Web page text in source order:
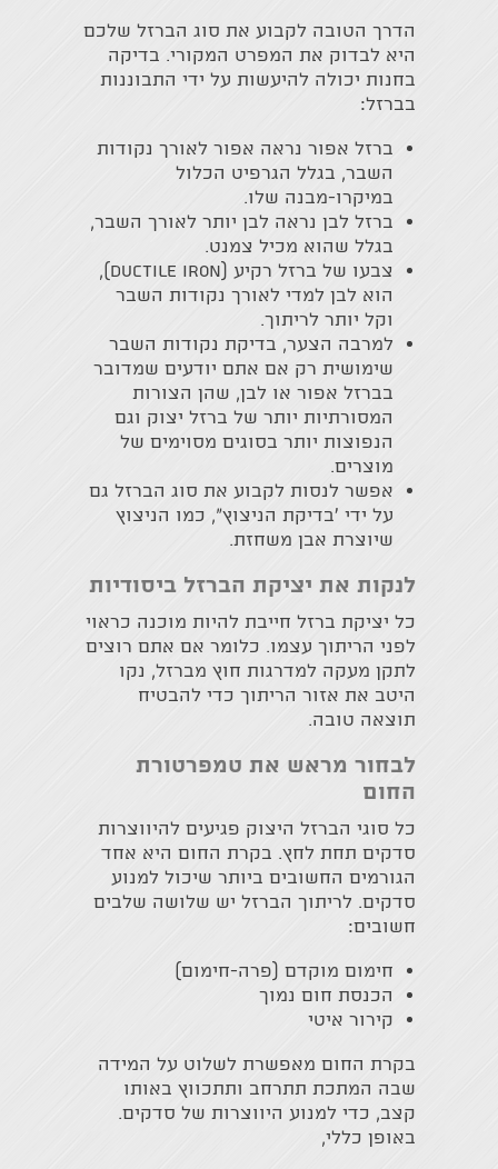
הדרך הטובה לקבוע את סוג הברזל שלכם
היא לבדוק את המפרט המקורי. בדיקה
בחנות יכולה להיעשות על ידי התבוננות
בברזל:
ברזל אפור נראה אפור לאורך נקודות
השבר, בגלל הגרפיט הכלול
במיקרו-מבנה שלו.
ברזל לבן נראה לבן יותר לאורך השבר,
בגלל שהוא מכיל צמנט.
צבעו של ברזל רקיע (Ductile iron),
הוא לבן למדי לאורך נקודות השבר
וקל יותר לריתוך.
למרבה הצער, בדיקת נקודות השבר
שימושית רק אם אתם יודעים שמדובר
בברזל אפור או לבן, שהן הצורות
המסורתיות יותר של ברזל יצוק וגם
הנפוצות יותר בסוגים מסוימים של
מוצרים.
אפשר לנסות לקבוע את סוג הברזל גם
על ידי ׳בדיקת הניצוץ״, כמו הניצוץ
שיוצרת אבן משחזת.
לנקות את יציקת הברזל ביסודיות
כל יציקת ברזל חייבת להיות מוכנה כראוי
לפני הריתוך עצמו. כלומר אם אתם רוצים
לתקן מעקה למדרגות חוץ מברזל, נקו
היטב את אזור הריתוך כדי להבטיח
תוצאה טובה.
לבחור מראש את טמפרטורת
החום
כל סוגי הברזל היצוק פגיעים להיווצרות
סדקים תחת לחץ. בקרת החום היא אחד
הגורמים החשובים ביותר שיכול למנוע
סדקים. לריתוך הברזל יש שלושה שלבים
חשובים:
חימום מוקדם (פרה-חימום)
הכנסת חום נמוך
קירור איטי
בקרת החום מאפשרת לשלוט על המידה
שבה המתכת תתרחב ותתכווץ באותו
קצב, כדי למנוע היווצרות של סדקים.
באופן כללי,